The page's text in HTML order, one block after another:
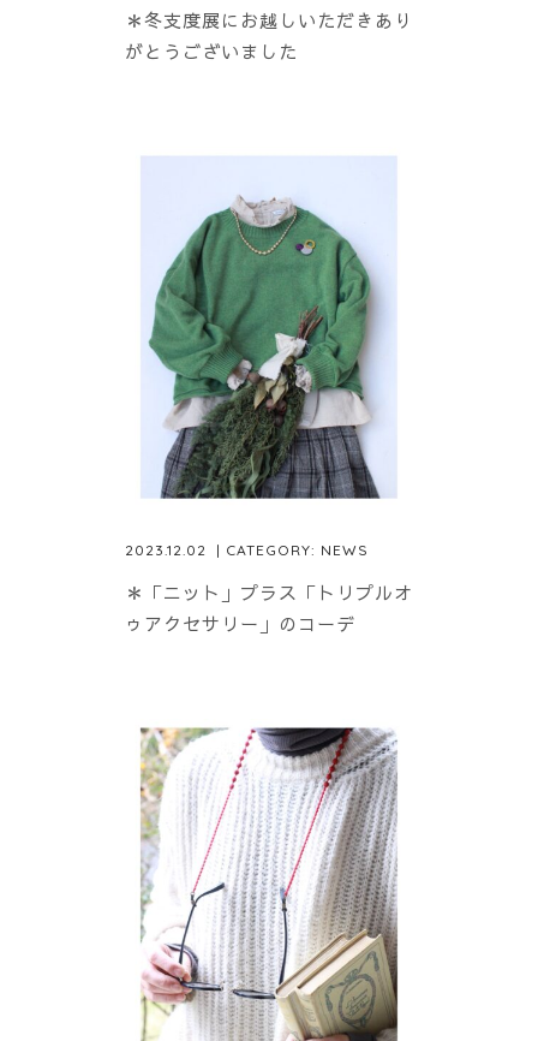
＊冬支度展にお越しいただきあり
がとうございました
2023.12.02 | CATEGORY: NEWS
＊「ニット」プラス「トリプルオ
ゥアクセサリー」のコーデ